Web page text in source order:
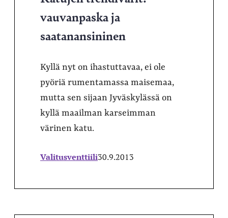
vauvanpaska ja
saatanansininen
Kyllä nyt on ihastuttavaa, ei ole
pyöriä rumentamassa maisemaa,
mutta sen sijaan Jyväskylässä on
kyllä maailman karseimman
värinen katu.
Valitusventtiili30.9.2013